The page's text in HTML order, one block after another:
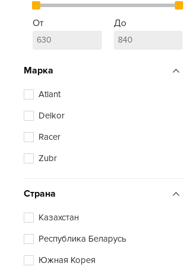
От До
Марка
Atlant
Delkor
Racer
Zubr
Страна
Казахстан
Республика Беларусь
Южная Корея